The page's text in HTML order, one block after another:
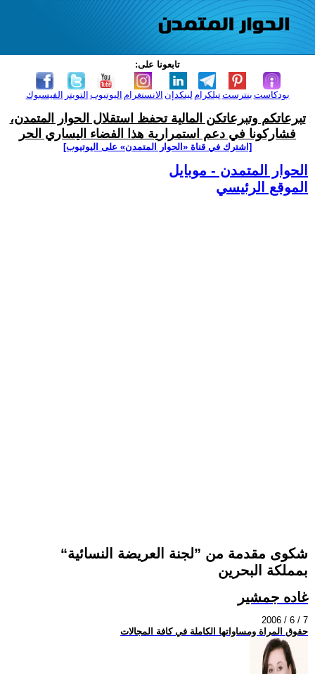
تابعونا على:
الفيسبوك التويتر اليوتيوب الانستغرام لينكدإن تيلكرامبنترست بودكاست
تبرعاتكم وتبرعاتكن المالية تحفظ استقلال الحوار المتمدن،
فشاركونا في دعم استمرارية هذا الفضاء اليساري الحر
[اشترك في قناة ‫«الحوار المتمدن» على اليوتيوب]
الحوار المتمدن - موبايل
الموقع الرئيسي
شكوى مقدمة من ”لجنة العريضة النسائية“
بمملكة البحرين
غاده جمشير
2006 / 6 / 7
حقوق المراة ومساواتها الكاملة في كافة المجالات